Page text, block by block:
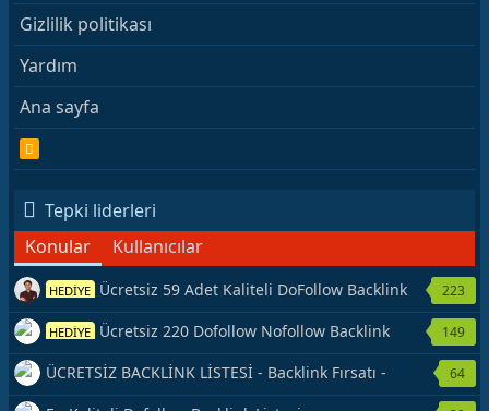
Gizlilik politikası
Yardım
Ana sayfa
S
Tepki liderleri
Konular
Kullanıcılar
HEDİYE Ücretsiz 59 Adet Kaliteli DoFollow Backlink
Kaynağı Veriyorum.
223
HEDİYE Ücretsiz 220 Dofollow Nofollow Backlink
Veriyorum
149
ÜCRETSİZ BACKLİNK LİSTESİ - Backlink Fırsatı -
Hemen Yetiş!
64